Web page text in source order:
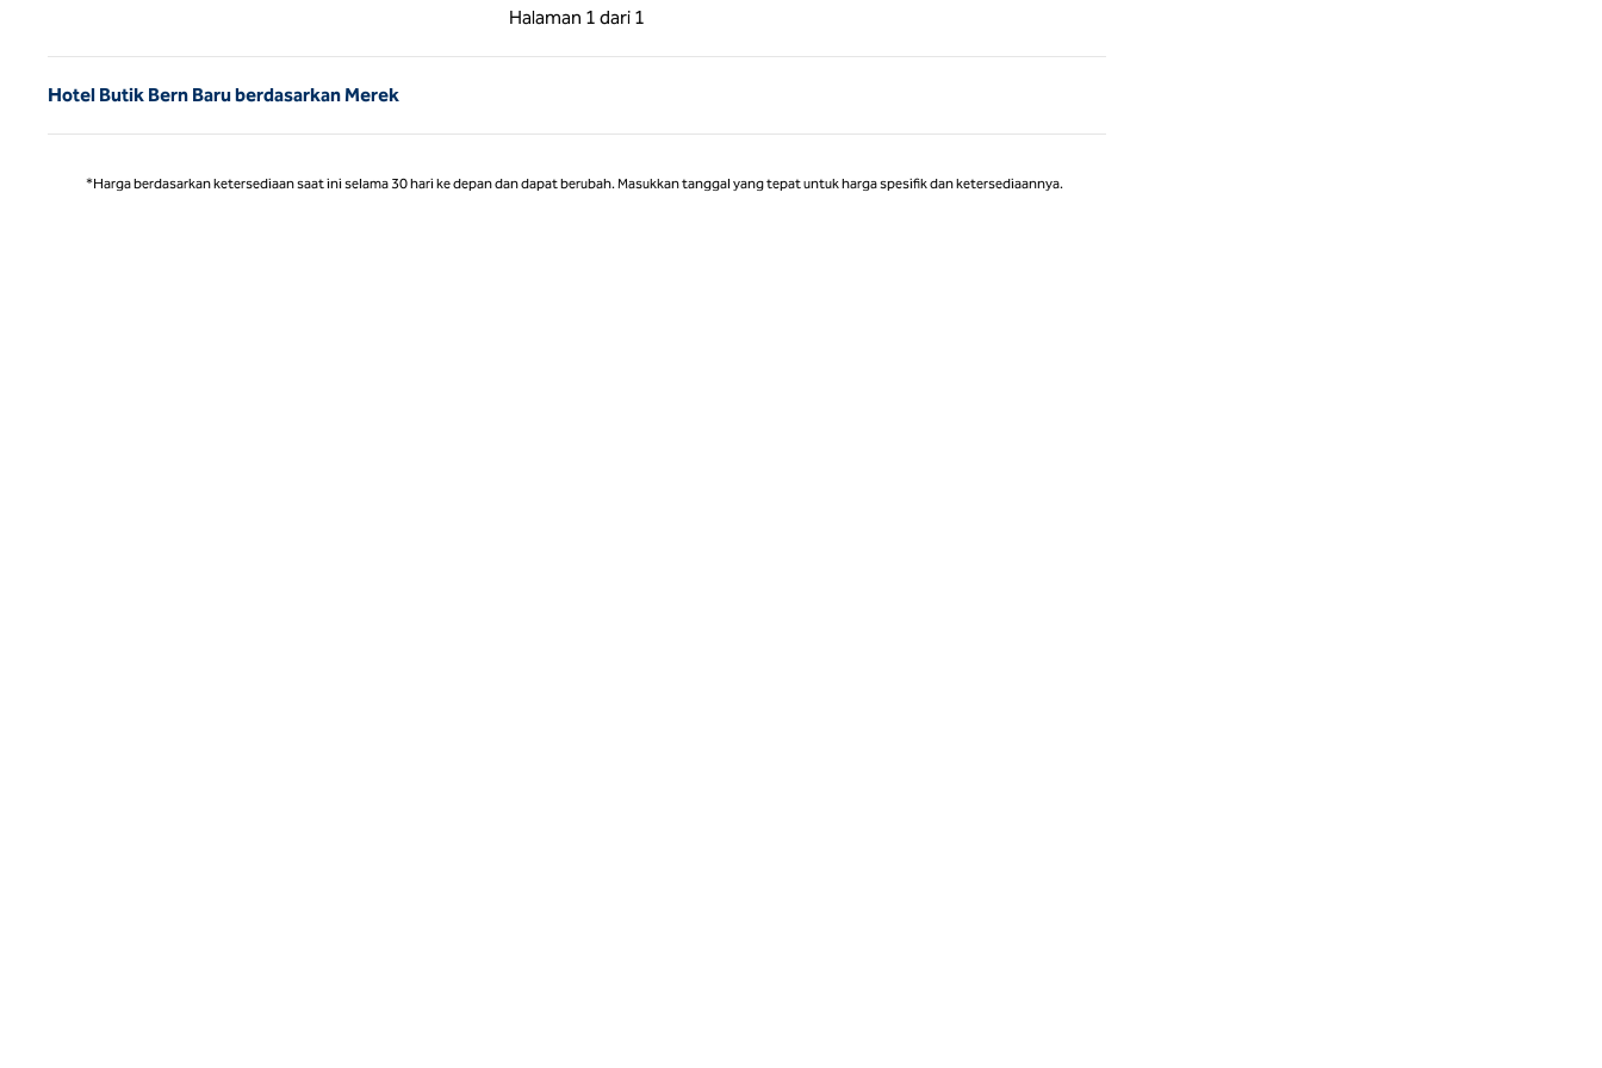
Halaman 1 dari 1
Halaman Sebelumnya, 1 dari 1
Halaman 1 dari 1
Hotel Butik Bern Baru berdasarkan Merek
*Harga berdasarkan ketersediaan saat ini selama 30 hari ke depan dan dapat berubah. Masukkan tanggal yang tepat untuk harga spesifik dan ketersediaannya.